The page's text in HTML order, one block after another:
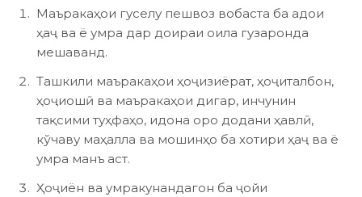
Маъракаҳои гуселу пешвоз вобаста ба адои
ҳаҷ ва ё умра дар доираи оила гузаронда
мешаванд.
Ташкили маъракаҳои ҳоҷизиёрат, ҳоҷиталбон,
ҳоҷиошӣ ва маъракаҳои дигар, инчунин
тақсими туҳфаҳо, идона оро додани ҳавлӣ,
кўчаву маҳалла ва мошинҳо ба хотири ҳаҷ ва ё
умра манъ аст.
Ҳоҷиён ва умракунандагон ба ҷойи